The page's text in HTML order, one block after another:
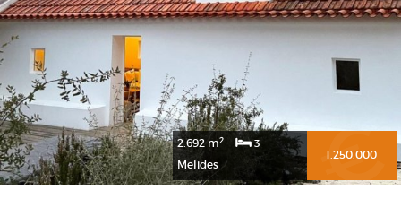
2.692 m2
3
Melides
1.250.000